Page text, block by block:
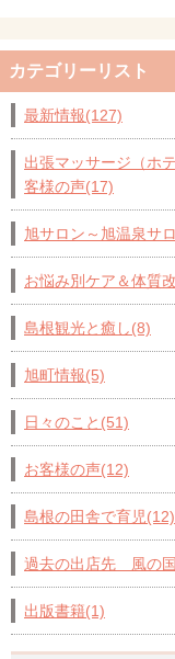
カテゴリーリスト
最新情報(127)
出張マッサージ（ホ
客様の声(17)
旭サロン～旭温泉サ
お悩み別ケア＆体質
島根観光と癒し(8)
旭町情報(5)
日々のこと(51)
お客様の声(12)
島根の田舎で育児(12)
過去の出店先 風の
出版書籍(1)